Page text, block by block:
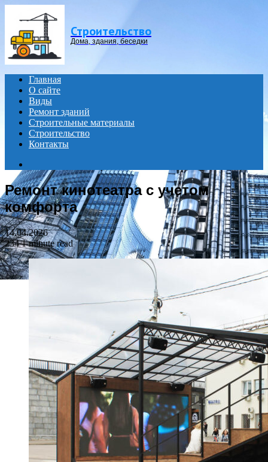
Строительство
Дома, здания, беседки
Главная
О сайте
Виды
Ремонт зданий
Строительные материалы
Строительство
Контакты
for
Ремонт кинотеатра с учетом
комфорта
14.04.2026
2341 minute read